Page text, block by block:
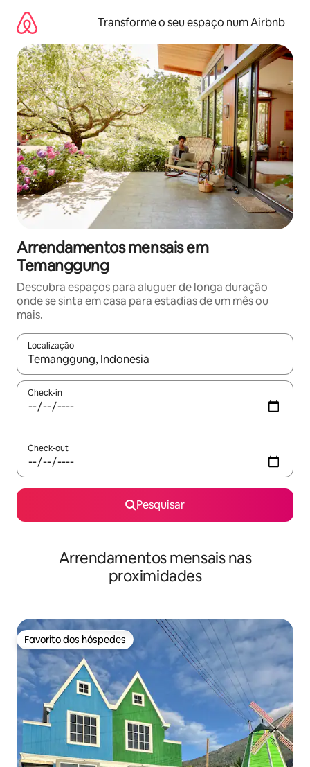
para
conteúdo
Transforme o seu espaço num Airbnb
Arrendamentos mensais em
Temanggung
Descubra espaços para aluguer de longa duração
onde se sinta em casa para estadias de um mês ou
mais.
Localização
Quando os resultados estiverem disponíveis, navegue com
Check-in
Check-out
Pesquisar
Arrendamentos mensais nas
proximidades
Favorito dos hóspedes
Favorito dos hóspedes